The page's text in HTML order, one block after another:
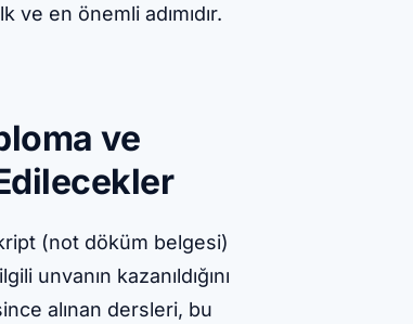
en önemli adımıdır.
ve
(not döküm belgesi)
unvanın kazanıldığını
alınan dersleri, bu